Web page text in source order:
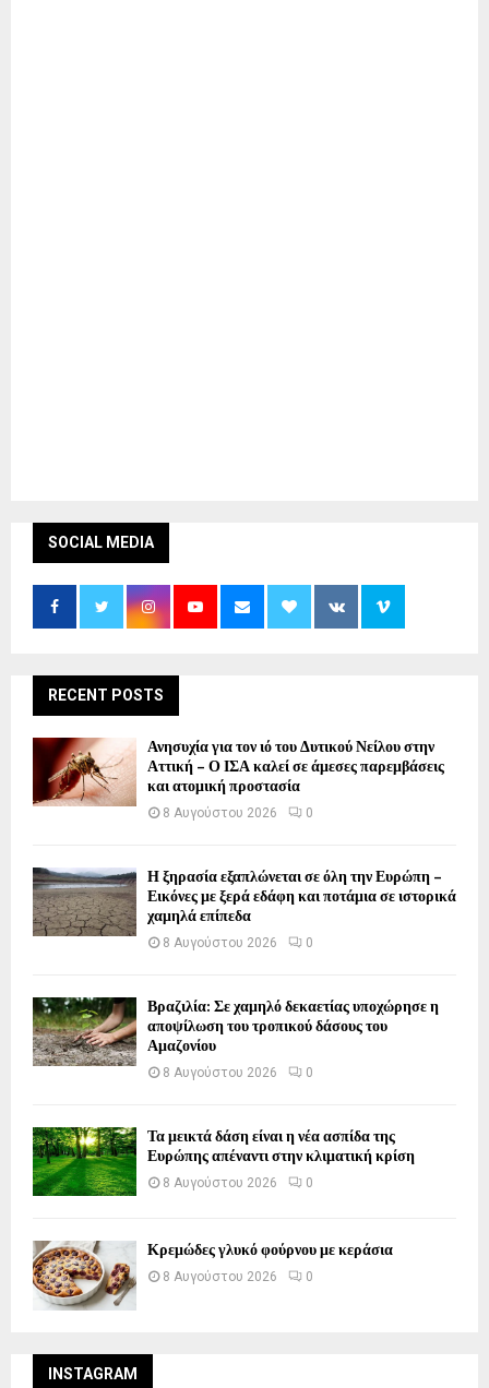
SOCIAL MEDIA
RECENT POSTS
Ανησυχία για τον ιό του Δυτικού Νείλου στην
Αττική – Ο ΙΣΑ καλεί σε άμεσες παρεμβάσεις
και ατομική προστασία
8 Αυγούστου 2026 0
Η ξηρασία εξαπλώνεται σε όλη την Ευρώπη –
Εικόνες με ξερά εδάφη και ποτάμια σε ιστορικά
χαμηλά επίπεδα
8 Αυγούστου 2026 0
Βραζιλία: Σε χαμηλό δεκαετίας υποχώρησε η
αποψίλωση του τροπικού δάσους του
Αμαζονίου
8 Αυγούστου 2026 0
Τα μεικτά δάση είναι η νέα ασπίδα της
Ευρώπης απέναντι στην κλιματική κρίση
8 Αυγούστου 2026 0
Κρεμώδες γλυκό φούρνου με κεράσια
8 Αυγούστου 2026 0
INSTAGRAM